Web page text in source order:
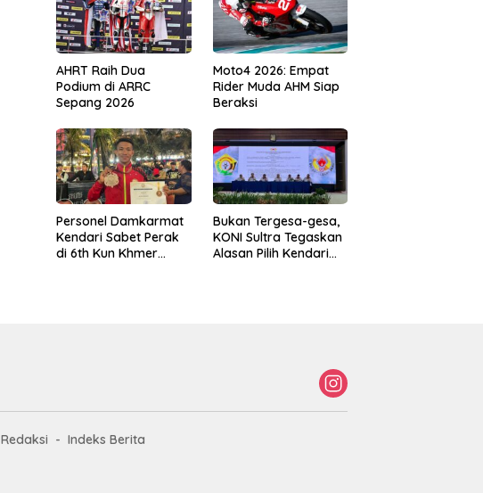
AHRT Raih Dua
Podium di ARRC
Sepang 2026
Moto4 2026: Empat
Rider Muda AHM Siap
Beraksi
Personel Damkarmat
Kendari Sabet Perak
di 6th Kun Khmer
Bukan Tergesa-gesa,
KONI Sultra Tegaskan
Alasan Pilih Kendari
Redaksi
Indeks Berita